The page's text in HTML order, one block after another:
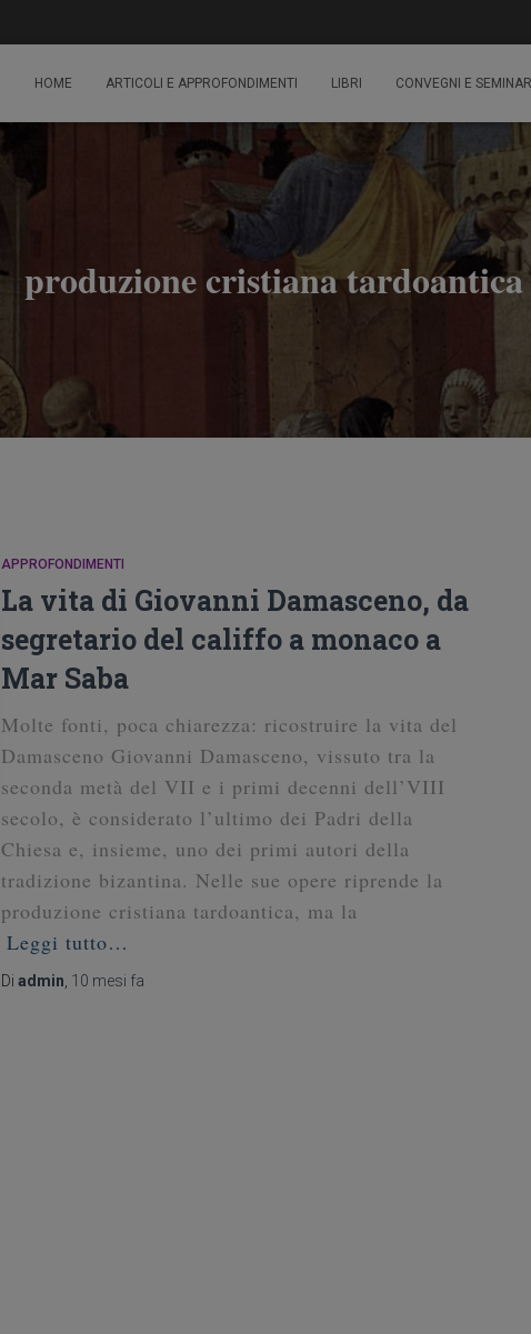
HOME ARTICOLI E APPROFONDIMENTI LIBRI CONVEGNI E SEMINARI
produzione cristiana tardoantica
APPROFONDIMENTI
La vita di Giovanni Damasceno, da
segretario del califfo a monaco a
Mar Saba
Molte fonti, poca chiarezza: ricostruire la vita del
Damasceno Giovanni Damasceno, vissuto tra la
seconda metà del VII e i primi decenni dell’VIII
secolo, è considerato l’ultimo dei Padri della
Chiesa e, insieme, uno dei primi autori della
tradizione bizantina. Nelle sue opere riprende la
produzione cristiana tardoantica, ma la
Leggi tutto…
Di admin 10 mesi fa